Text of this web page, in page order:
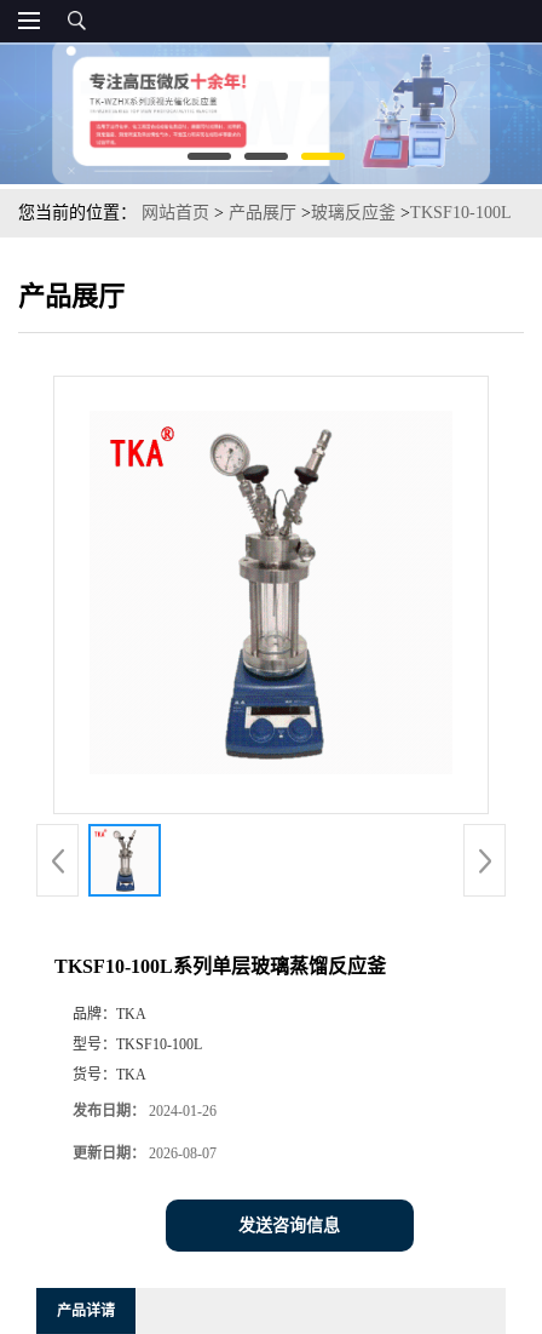
您当前的位置： 网站首页 > 产品展厅 >玻璃反应釜 >TKSF10-100L
产品展厅
TKSF10-100L系列单层玻璃蒸馏反应釜
品牌： TKA
型号： TKSF10-100L
货号： TKA
发布日期： 2024-01-26
更新日期： 2026-08-07
发送咨询信息
产品详请